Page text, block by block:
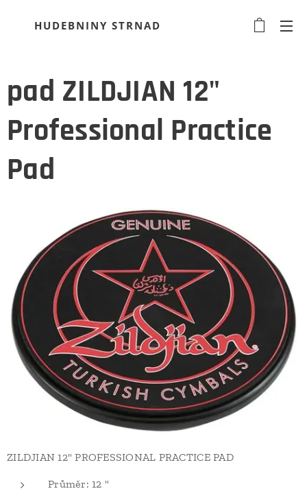
HUDEBNINY STRNAD
pad ZILDJIAN 12"
Professional Practice
Pad
ZILDJIAN 12" PROFESSIONAL PRACTICE PAD
Průměr: 12 "